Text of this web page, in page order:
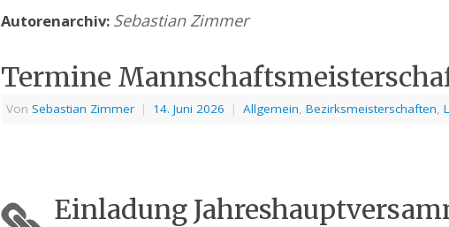
Autorenarchiv: Sebastian Zimmer
Termine
Von Sebastian Zimmer | 14. Juni 2026 | Allgemein, Bezirksmeisterschaften,
Einladung